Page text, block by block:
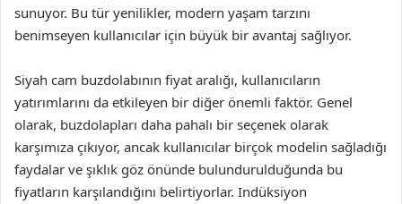
sunuyor. Bu tür yenilikler, modern yaşam tarzını
benimseyen kullanıcılar için büyük bir avantaj sağlıyor.
Siyah cam buzdolabının fiyat aralığı, kullanıcıların
yatırımlarını da etkileyen bir diğer önemli faktör. Genel
olarak, buzdolapları daha pahalı bir seçenek olarak
karşımıza çıkıyor, ancak kullanıcılar birçok modelin sağladığı
faydalar ve şıklık göz önünde bulundurulduğunda bu
fiyatların karşılandığını belirtiyorlar. Indüksiyon